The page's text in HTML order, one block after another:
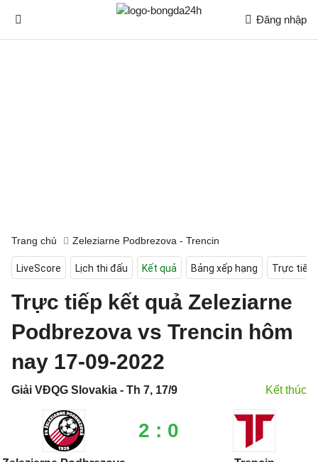
Đăng nhập
Trang chủ Zeleziarne Podbrezova - Trencin
LiveScore Lịch thi đấu Kết quả Bảng xếp hạng Trực tiếp
Trực tiếp kết quả Zeleziarne
Podbrezova vs Trencin hôm
nay 17-09-2022
Giải VĐQG Slovakia - Th 7, 17/9 Kết thúc
2 : 0